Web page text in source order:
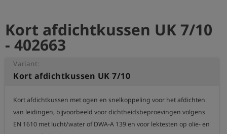
Kort afdichtkussen UK 7/10
- 402663
Variant:
Kort afdichtkussen UK 7/10
Kort afdichtkussen met ogen en snelkoppeling voor het afdichten
van leidingen, bijvoorbeeld voor dichtheidsbeproevingen volgens
EN 1610 met lucht/water of DWA-A 139 en voor lektesten op olie- en